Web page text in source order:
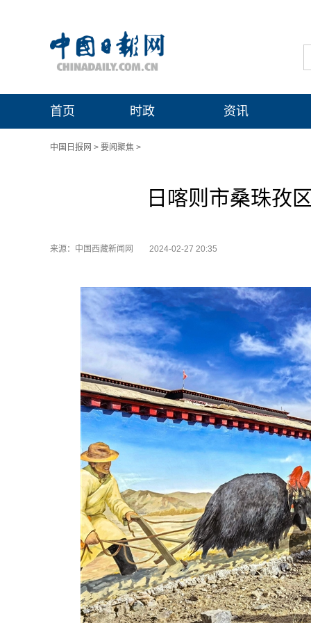
首页 时政 资讯
中国日报网 > 要闻聚焦 >
日喀则市桑珠孜
来源：中国西藏新闻网 2024-02-27 20:35